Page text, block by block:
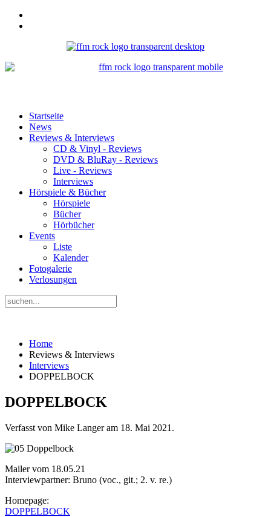
Startseite
News
Reviews & Interviews
CD & Vinyl - Reviews
DVD & BluRay - Reviews
Live - Reviews
Interviews
Hörspiele & Bücher
Hörspiele
Bücher
Hörbücher
Events
Liste
Kalender
Fotogalerie
Verlosungen
Home
Reviews & Interviews
Interviews
DOPPELBOCK
DOPPELBOCK
Verfasst von Mike Langer am 18. Mai 2021 .
Mailer vom 18.05.21
Interviewpartner: Bruno (voc., git.; 2. v. re.)
Homepage:
DOPPELBOCK